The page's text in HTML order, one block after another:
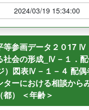
2024/03/19 15:34:00
等参画データ２０17
社会の形成_Ⅳ－１．
）図表Ⅳ－１－４ 配偶
ターにおける相談から
） ＜年齢＞